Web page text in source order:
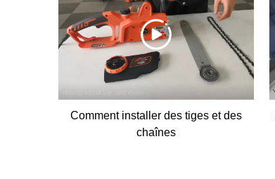
Comment installer des tiges et des
chaînes